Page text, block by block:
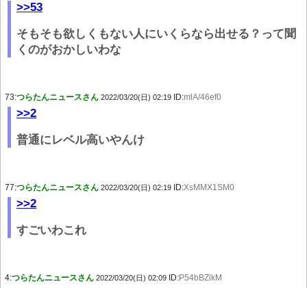
>>53
そもそも欲しくもない人にいくらなら出せる？って聞
くのがおかしいわな
73:つらたんニュースさん 2022/03/20(日) 02:19 ID:mlA/46ef0
>>2
普通にレベル高いやんけ
77:つらたんニュースさん 2022/03/20(日) 02:19 ID:XsMMX1SM0
>>2
すごいわこれ
4:つらたんニュースさん 2022/03/20(日) 02:09 ID:P54bBZlkM